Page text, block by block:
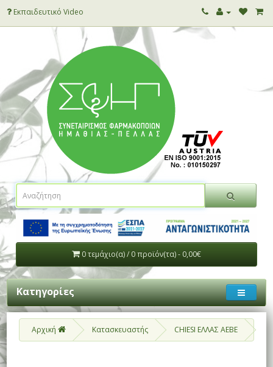
Εκπαιδευτικό Video
0 τεμάχιο(α) / 0 προϊόν(τα) - 0,00€
Κατηγορίες
Αρχική Κατασκευαστής CHIESI ΕΛΛΑΣ ΑΕΒΕ